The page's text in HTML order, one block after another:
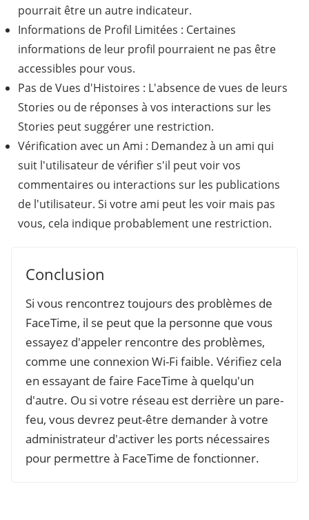
pourrait être un autre indicateur.
Informations de Profil Limitées : Certaines
informations de leur profil pourraient ne pas être
accessibles pour vous.
Pas de Vues d'Histoires : L'absence de vues de leurs
Stories ou de réponses à vos interactions sur les
Stories peut suggérer une restriction.
Vérification avec un Ami : Demandez à un ami qui
suit l'utilisateur de vérifier s'il peut voir vos
commentaires ou interactions sur les publications
de l'utilisateur. Si votre ami peut les voir mais pas
vous, cela indique probablement une restriction.
Conclusion
Si vous rencontrez toujours des problèmes de
FaceTime, il se peut que la personne que vous
essayez d'appeler rencontre des problèmes,
comme une connexion Wi-Fi faible. Vérifiez cela
en essayant de faire FaceTime à quelqu'un
d'autre. Ou si votre réseau est derrière un pare-
feu, vous devrez peut-être demander à votre
administrateur d'activer les ports nécessaires
pour permettre à FaceTime de fonctionner.